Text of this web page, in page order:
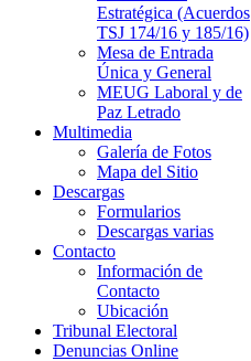
Estratégica (Acuerdos
TSJ 174/16 y 185/16)
Mesa de Entrada
Única y General
MEUG Laboral y de
Paz Letrado
Multimedia
Galería de Fotos
Mapa del Sitio
Descargas
Formularios
Descargas varias
Contacto
Información de
Contacto
Ubicación
Tribunal Electoral
Denuncias Online